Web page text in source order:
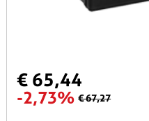
€ 65,44
-2,73% € 67,27